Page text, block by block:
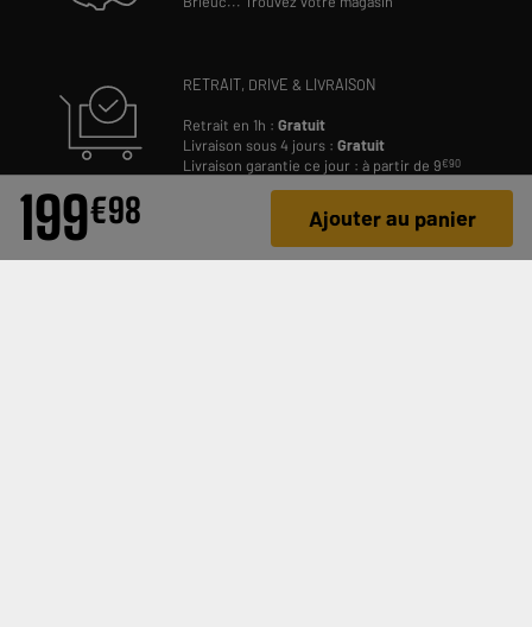
199€98 Ajouter au panier
RETRAIT, DRIVE & LIVRAISON
Retrait en 1h :Gratuit
Livraison sous 4 jours :Gratuit
Livraison garantie ce jour : à partir de 9€90